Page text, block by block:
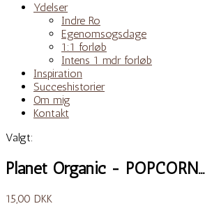
Ydelser
Indre Ro
Egenomsogsdage
1:1 forløb
Intens 1 mdr forløb
Inspiration
Succeshistorier
Om mig
Kontakt
Valgt:
Planet Organic - POPCORN…
15,00 DKK